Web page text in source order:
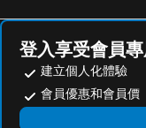
深圳明華國際會議中心
漫曲酒店深圳海上世界
九龍城
番禺區
朗豪坊
登入享受會員
建立個人化體驗
會員優惠和會員價